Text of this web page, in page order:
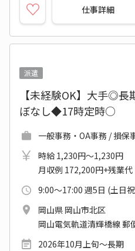
仕事詳細
派遣
【未経験OK】大手◎
ぼなし◆17時定時○
一般事務・OA事務 / 損保
時給 1,230円～1,230円
月収例 172,200円+残業代
9:00～17:00 週5日 (土日
岡山県 岡山市北区
岡山電気軌道清輝橋線 郵
2026年10月上旬～長期